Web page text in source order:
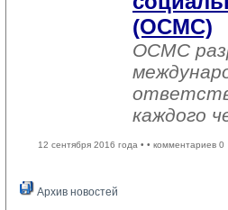
(ОСМС)
ОСМС
каждого
12 сентября 2016 года • • комментариев 0
Архив новостей